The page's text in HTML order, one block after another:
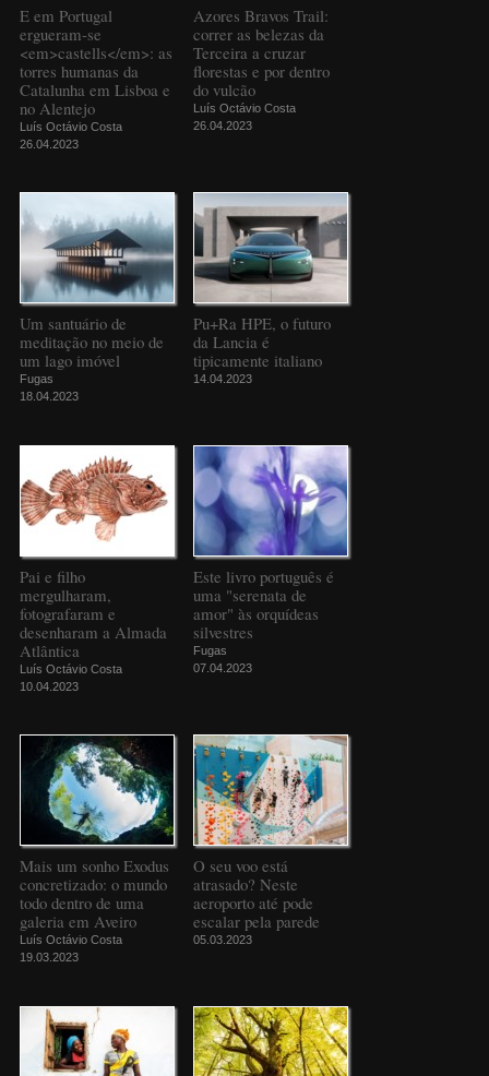
E em Portugal
ergueram-se
<em>castells</em>: as
torres humanas da
Catalunha em Lisboa e
no Alentejo
Luís Octávio Costa
26.04.2023
Azores Bravos Trail:
correr as belezas da
Terceira a cruzar
florestas e por dentro
do vulcão
Luís Octávio Costa
26.04.2023
Um santuário de
meditação no meio de
um lago imóvel
Fugas
18.04.2023
Pu+Ra HPE, o futuro
da Lancia é
tipicamente italiano
14.04.2023
Pai e filho
mergulharam,
fotografaram e
desenharam a Almada
Atlântica
Luís Octávio Costa
10.04.2023
Este livro português é
uma "serenata de
amor" às orquídeas
silvestres
Fugas
07.04.2023
Mais um sonho Exodus
concretizado: o mundo
todo dentro de uma
galeria em Aveiro
Luís Octávio Costa
19.03.2023
O seu voo está
atrasado? Neste
aeroporto até pode
escalar pela parede
05.03.2023